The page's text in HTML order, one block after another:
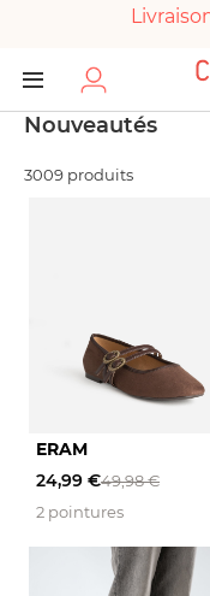
Nouveautés
3009 produits
ERAM
24,99 €49,98 €
2 pointures